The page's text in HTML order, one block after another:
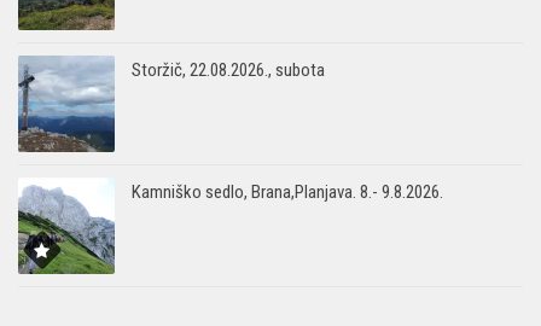
Storžič, 22.08.2026., subota
Kamniško sedlo, Brana,Planjava. 8.- 9.8.2026.